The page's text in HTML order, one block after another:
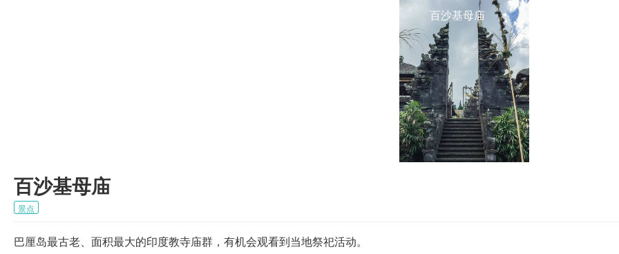
百沙基母庙
百沙基母庙
景点
巴厘岛最古老、面积最大的印度教寺庙群，有机会观看到当地祭祀活动。